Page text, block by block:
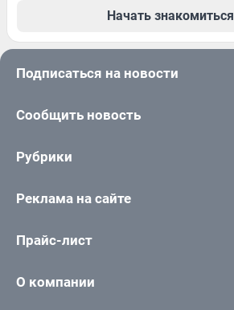
Начать знакомиться
Подписаться на новости
Сообщить новость
Рубрики
Реклама на сайте
Прайс-лист
О компании